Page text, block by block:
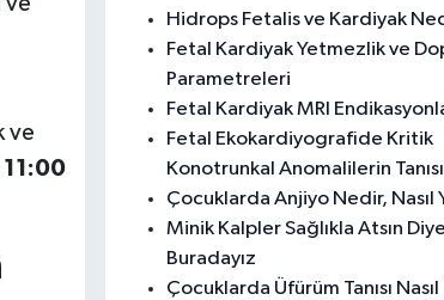
ve
Hidrops Fetalis ve Kardiyak
Fetal Kardiyak Yetmezlik ve
Parametreleri
Fetal Kardiyak MRI
Fetal Ekokardiyografide Kritik
Konotrunkal Anomalilerin Tanısı
Çocuklarda Anjiyo Nedir, Nasıl
Minik Kalpler Sağlıkla Atsın Diye
Buradayız
Çocuklarda Üfürüm Tanısı Nasıl